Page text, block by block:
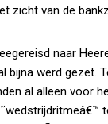
zicht van de
naar
bijna werd gezet.
al alleen voor